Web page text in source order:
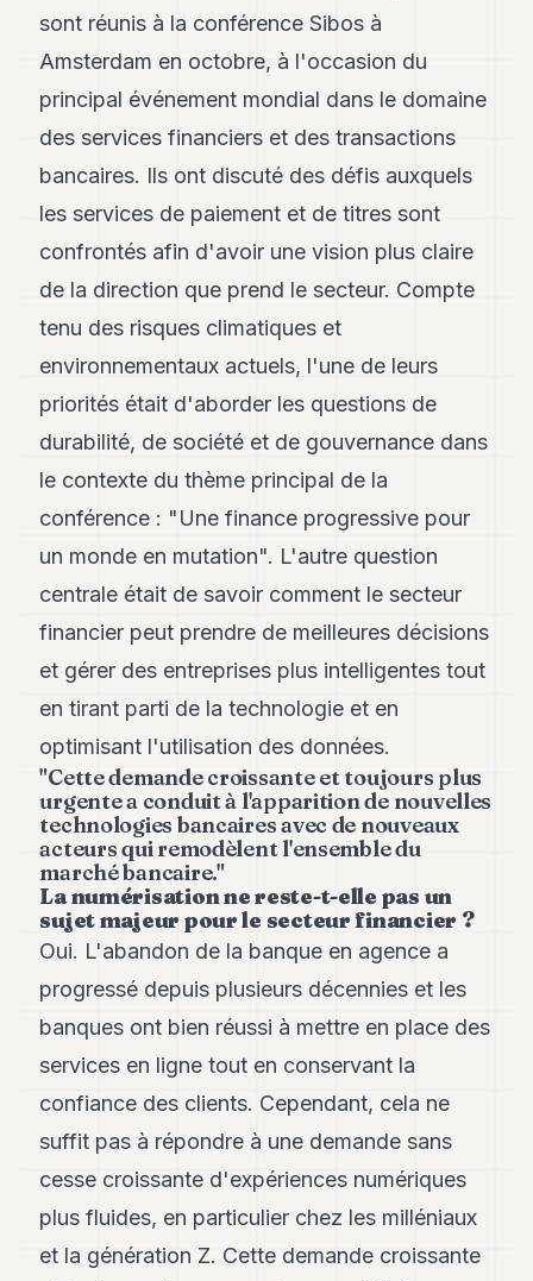
15
Andy
14
Andy
Andy
12
11
Andy
10
Andy
Andy
8
7
Andy
6
Andy
Andy
3
FINANCE
ART
VIVRE
ARTS
ASSURANCE
POLITIQUE
IMMOBILIER
PRIVATE
EQUITY
SPORT
JURIDIQUE
ENTREPRISES
ASSOCIATIONS
CONTACT
sont réunis à la conférence Sibos à
Amsterdam en octobre, à l'occasion du
principal événement mondial dans le domaine
des services financiers et des transactions
bancaires. Ils ont discuté des défis auxquels
les services de paiement et de titres sont
confrontés afin d'avoir une vision plus claire
de la direction que prend le secteur. Compte
tenu des risques climatiques et
environnementaux actuels, l'une de leurs
priorités était d'aborder les questions de
durabilité, de société et de gouvernance dans
le contexte du thème principal de la
conférence : "Une finance progressive pour
un monde en mutation". L'autre question
centrale était de savoir comment le secteur
financier peut prendre de meilleures décisions
et gérer des entreprises plus intelligentes tout
en tirant parti de la technologie et en
optimisant l'utilisation des données.
"Cette demande croissante et toujours plus
urgente a conduit à l'apparition de nouvelles
technologies bancaires avec de nouveaux
acteurs qui remodèlent l'ensemble du
marché bancaire."
La numérisation ne reste-t-elle pas un
sujet majeur pour le secteur financier ?
Oui. L'abandon de la banque en agence a
progressé depuis plusieurs décennies et les
banques ont bien réussi à mettre en place des
services en ligne tout en conservant la
confiance des clients. Cependant, cela ne
suffit pas à répondre à une demande sans
cesse croissante d'expériences numériques
plus fluides, en particulier chez les milléniaux
et la génération Z. Cette demande croissante